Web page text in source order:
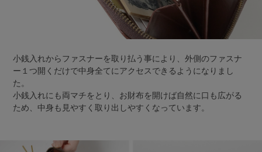
小銭入れからファスナーを取り払う事により、外側のファスナ
ー１つ開くだけで中身全てにアクセスできるようになりまし
た。
小銭入れにも両マチをとり、お財布を開けば自然に口も広がる
ため、中身も見やすく取り出しやすくなっています。